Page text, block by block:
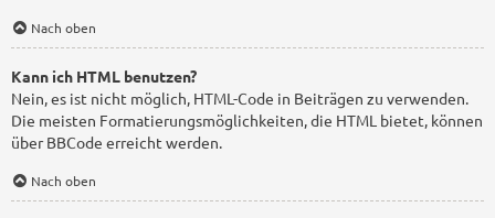
Nach oben
Kann ich HTML benutzen?
Nein, es ist nicht möglich, HTML-Code in Beiträgen zu verwenden.
Die meisten Formatierungsmöglichkeiten, die HTML bietet, können
über BBCode erreicht werden.
Nach oben